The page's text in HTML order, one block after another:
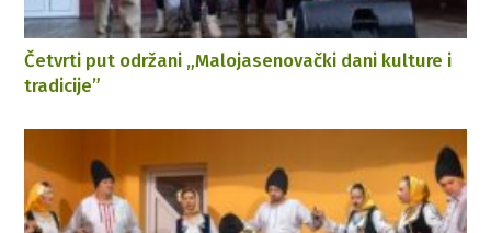
Četvrti put održani „Malojasenovački dani kulture i
tradicije”